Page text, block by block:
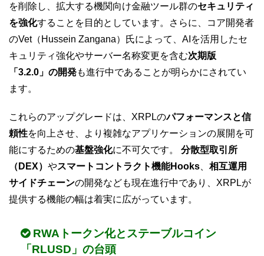
を削除し、拡大する機関向け金融ツール群のセキュリティ
を強化することを目的としています。さらに、コア開発者
のVet（Hussein Zangana）氏によって、AIを活用したセ
キュリティ強化やサーバー名称変更を含む次期版
「3.2.0」の開発も進行中であることが明らかにされてい
ます。
これらのアップグレードは、XRPLのパフォーマンスと信
頼性を向上させ、より複雑なアプリケーションの展開を可
能にするための基盤強化に不可欠です。 分散型取引所
（DEX） やスマートコントラクト機能Hooks
相互運用
サイドチェーンの開発なども現在進行中であり、XRPLが
提供する機能の幅は着実に広がっています。
RWAトークン化とステーブルコイン
「RLUSD」の台頭